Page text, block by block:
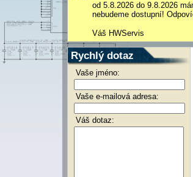
od 5.8.2026 do 9.8.2026
nebudeme dostupní!
Váš HWServis
Rychlý dotaz
Vaše jméno:
Vaše e-mailová adresa:
Váš dotaz: